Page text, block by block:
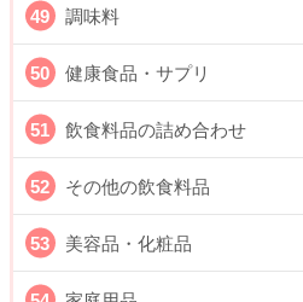
調味料
健康食品・サプリ
飲食料品の詰め合わせ
その他の飲食料品
美容品・化粧品